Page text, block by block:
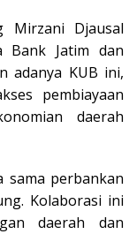
Mirzani Djausal
Bank Jatim dan
adanya KUB ini,
pembiayaan
daerah
sama perbankan
Kolaborasi ini
daerah dan